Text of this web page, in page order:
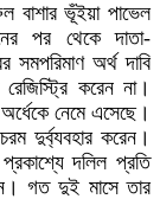
বাশার ভূঁইয়া পাভেল
পর থেকে দাতা-
সমপরিমাণ অর্থ দাবি
করেন না।
নেমে এসেছে।
দুর্ব্যবহার করেন।
দলিল প্রতি
গত দুই মাসে তার